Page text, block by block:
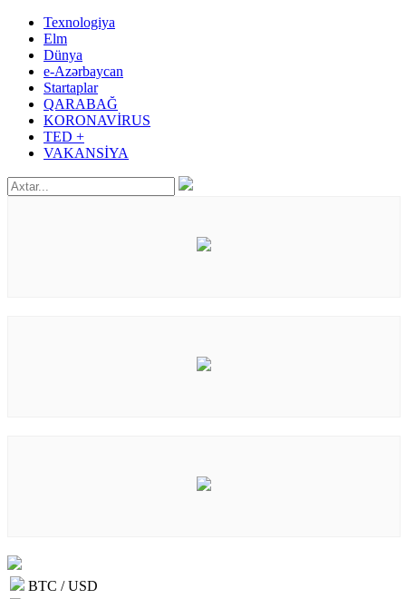
Texnologiya
Elm
Dünya
e-Azərbaycan
Startaplar
QARABAĞ
KORONAVİRUS
TED +
VAKANSİYA
BTC / USD